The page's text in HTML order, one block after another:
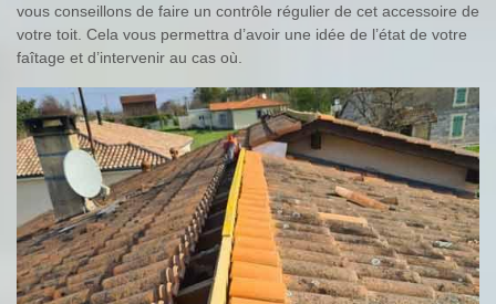
vous conseillons de faire un contrôle régulier de cet accessoire de
votre toit. Cela vous permettra d’avoir une idée de l’état de votre
faîtage et d’intervenir au cas où.